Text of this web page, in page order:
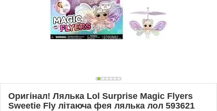
Оригінал! Лялька Lol Surprise Magic Flyers
Sweetie Fly літаюча фея лялька лол 593621